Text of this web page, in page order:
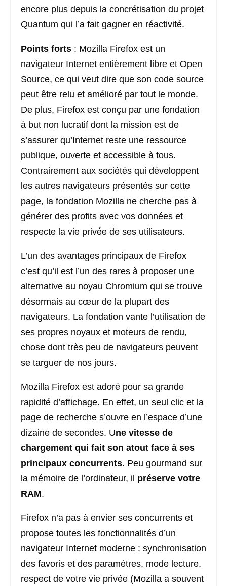
encore plus depuis la concrétisation du projet
Quantum qui l’a fait gagner en réactivité.
Points forts : Mozilla Firefox est un
navigateur Internet entièrement libre et Open
Source, ce qui veut dire que son code source
peut être relu et amélioré par tout le monde.
De plus, Firefox est conçu par une fondation
à but non lucratif dont la mission est de
s’assurer qu’Internet reste une ressource
publique, ouverte et accessible à tous.
Contrairement aux sociétés qui développent
les autres navigateurs présentés sur cette
page, la fondation Mozilla ne cherche pas à
générer des profits avec vos données et
respecte la vie privée de ses utilisateurs.
L’un des avantages principaux de Firefox
c’est qu’il est l’un des rares à proposer une
alternative au noyau Chromium qui se trouve
désormais au cœur de la plupart des
navigateurs. La fondation vante l’utilisation de
ses propres noyaux et moteurs de rendu,
chose dont très peu de navigateurs peuvent
se targuer de nos jours.
Mozilla Firefox est adoré pour sa grande
rapidité d’affichage. En effet, un seul clic et la
page de recherche s’ouvre en l’espace d’une
dizaine de secondes. Une vitesse de
chargement qui fait son atout face à ses
principaux concurrents. Peu gourmand sur
la mémoire de l’ordinateur, il préserve votre
RAM.
Firefox n’a pas à envier ses concurrents et
propose toutes les fonctionnalités d’un
navigateur Internet moderne : synchronisation
des favoris et des paramètres, mode lecture,
respect de votre vie privée (Mozilla a souvent